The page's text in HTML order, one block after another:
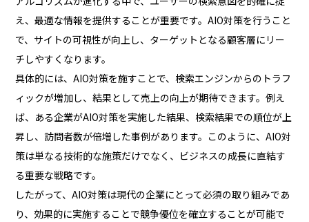
え、最適な情報を提供することが重要です。AIO対策を行うこと
で、サイトの可視性が向上し、ターゲットとなる顧客層にリー
チしやすくなります。
具体的には、AIO対策を施すことで、検索エンジンからのトラフ
ィックが増加し、結果として売上の向上が期待できます。例え
ば、ある企業がAIO対策を実施した結果、検索結果での順位が上
昇し、訪問者数が倍増した事例があります。このように、AIO対
策は単なる技術的な施策だけでなく、ビジネスの成長に直結す
る重要な戦略です。
したがって、AIO対策は現代の企業にとって必須の取り組みであ
り、効果的に実施することで競争優位を確立することが可能で